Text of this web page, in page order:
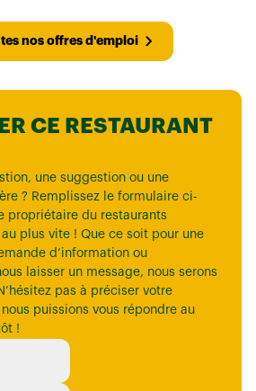
nos offres d'emploi
CE RESTAURANT
une suggestion ou une
? Remplissez le formulaire ci-
propriétaire du restaurants
plus vite ! Que ce soit pour une
d’information ou
laisser un message, nous serons
pas à préciser votre
puissions vous répondre au
!